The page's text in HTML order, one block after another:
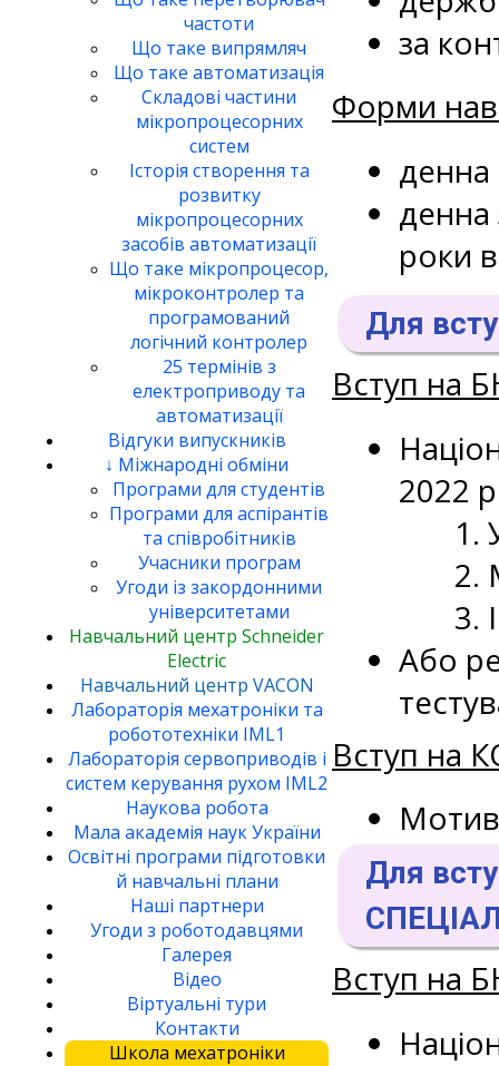
частоти
Що таке випрямляч
Що таке автоматизація
Складові частини
мікропроцесорних
систем
Історія створення та
розвитку
мікропроцесорних
засобів автоматизації
Що таке мікропроцесор,
мікроконтролер та
програмований
логічний контролер
25 термінів з
електроприводу та
автоматизації
Відгуки випускників
↓ Міжнародні обміни
Програми для студентів
Програми для аспірантів
та співробітників
Учасники програм
Угоди із закордонними
університетами
Навчальний центр Schneider
Electric
Навчальний центр VACON
Лабораторія мехатроніки та
робототехніки IML1
Лабораторія сервоприводів і
систем керування рухом IML2
Наукова робота
Мала академія наук України
Освітні програми підготовки
й навчальні плани
Наші партнери
Угоди з роботодавцями
Галерея
Відео
Віртуальні тури
Контакти
Школа мехатроніки
за
Форми
денна
денна
роки
Для
Вступ на
2022
Або
Вступ на
Для
Вступ на